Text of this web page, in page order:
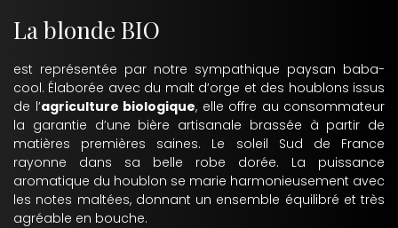
La blonde BIO
est représentée par notre sympathique paysan baba-
cool. Élaborée avec du malt d’orge et des houblons issus
de l’agriculture biologique, elle offre au consommateur
la garantie d’une bière artisanale brassée à partir de
matières premières saines. Le soleil Sud de France
rayonne dans sa belle robe dorée. La puissance
aromatique du houblon se marie harmonieusement avec
les notes maltées, donnant un ensemble équilibré et très
agréable en bouche.